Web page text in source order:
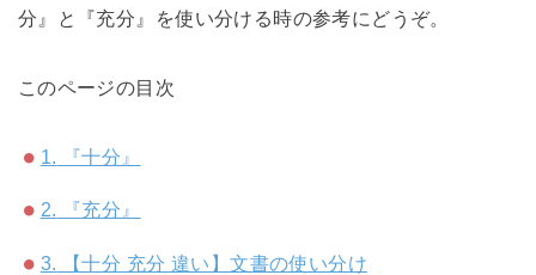
分』と『充分』を使い分ける時の参考にどうぞ。
このページの目次
1. 『十分』
2. 『充分』
3. 【十分 充分 違い】文書の使い分け